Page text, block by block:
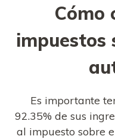
Cómo
impuestos
Es importante
92.35% de sus
al impuesto sobre